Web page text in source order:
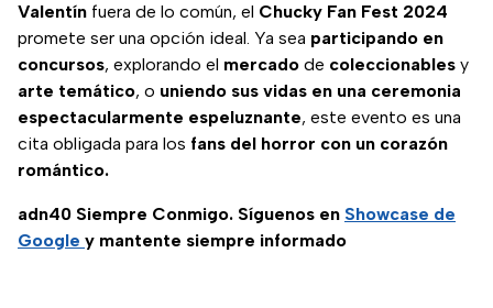
Valentín fuera de lo común, el Chucky Fan Fest 2024
promete ser una opción ideal. Ya sea participando en
concursos, explorando el mercado de coleccionables y
arte temático, o uniendo sus vidas en una ceremonia
espectacularmente espeluznante, este evento es una
cita obligada para los fans del horror con un corazón
romántico.
adn40 Siempre Conmigo. Síguenos en Showcase de
Google y mantente siempre informado